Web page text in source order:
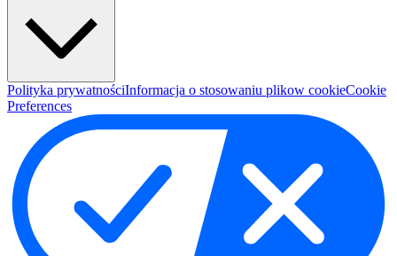
Polityka prywatnościInformacja o stosowaniu plikow cookieCookie
Preferences